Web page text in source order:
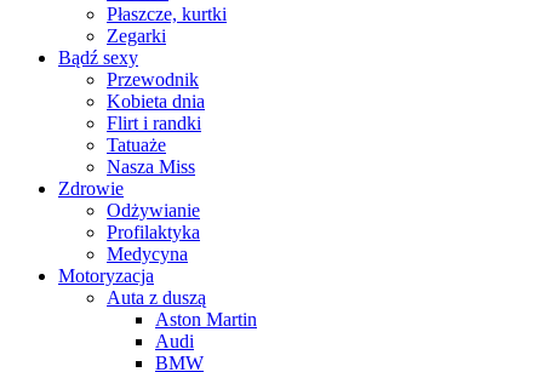
Płaszcze, kurtki
Zegarki
Bądź sexy
Przewodnik
Kobieta dnia
Flirt i randki
Tatuaże
Nasza Miss
Zdrowie
Odżywianie
Profilaktyka
Medycyna
Motoryzacja
Auta z duszą
Aston Martin
Audi
BMW